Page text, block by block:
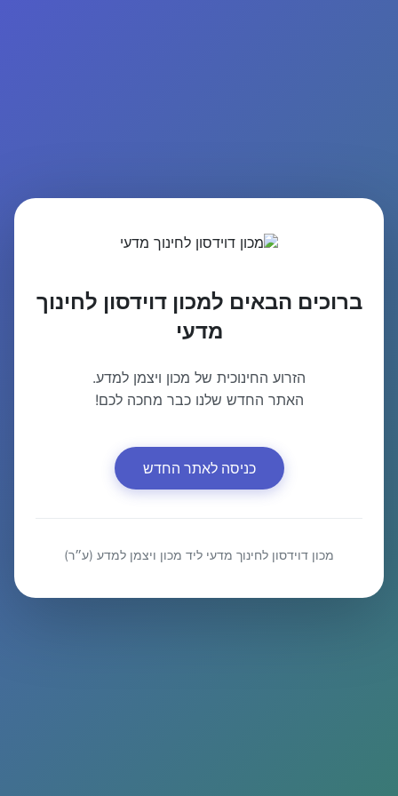
ברוכים הבאים למכון דוידסון לחינוך
מדעי
הזרוע החינוכית של מכון ויצמן למדע.
האתר החדש שלנו כבר מחכה לכם!
כניסה לאתר החדש
מכון דוידסון לחינוך מדעי ליד מכון ויצמן למדע (ע״ר)